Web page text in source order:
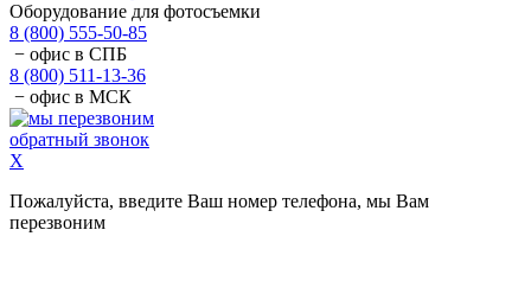
Оборудование для фотосъемки
8 (800) 555-50-85
− офис в СПБ
8 (800) 511-13-36
− офис в МСК
обратный звонок
X
Пожалуйста, введите Ваш номер телефона, мы Вам
перезвоним